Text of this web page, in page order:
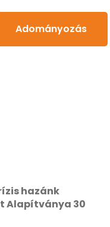
Adományozás
hazánk
Alapítványa 30